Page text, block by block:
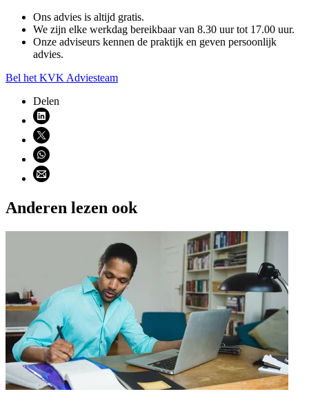
Ons advies is altijd gratis.
We zijn elke werkdag bereikbaar van 8.30 uur tot 17.00 uur.
Onze adviseurs kennen de praktijk en geven persoonlijk
advies.
Bel het KVK Adviesteam
Delen
Deel via LinkedIn (opent nieuw venster)
Deel via X (opent nieuw venster)
Deel via WhatsApp (opent WhatsApp)
Deel via email (opent email programma)
Anderen lezen ook